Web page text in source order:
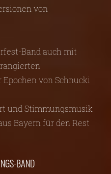
von
Band auch mit
von Schnucki
und Stimmungsmusik
Bayern für den Rest
BAND